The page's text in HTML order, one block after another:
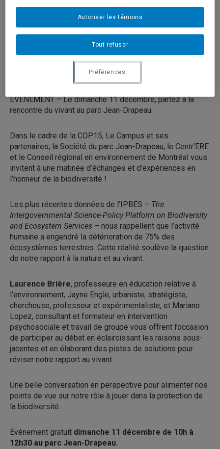
ÉVÉNEMENT – Le dimanche 11 décembre, partez à la
rencontre du vivant au parc Jean-Drapeau.
Dans le cadre de la COP15, Le Campus et ses
partenaires, la Société du parc Jean-Drapeau, le Centr’ERE
et le Conseil régional en environnement de Montréal vous
invitent à une matinée d’échanges et d’expériences en
l’honneur de la biodiversité !
Les plus récentes données de l’IPBES – The
Intergovernmental Science-Policy Platform on Biodiversity
and Ecosystem Services – nous rappellent que l’activité
humaine a engendré la détérioration de 75% des
écosystèmes terrestres. Cette réalité soulève la question
de notre rapport à la nature et au vivant.
Laurence Brière, professeure en éducation relative à
l’environnement, Jayne Engle, urbaniste, stratégiste,
chercheuse, professeur et expérimentaliste, et Mariano
Lopez, consultant et formateur en intervention
psychosociale et travail de groupe vous offrent l’occasion
de participer au débat en éclaircissant les raisons sous-
jacentes et en élaborant des pistes de solutions pour
réviser notre rapport au vivant.
Une belle conversation en perspective pour alimenter nos
points de vue sur notre rôle à jouer dans la protection de
la biodiversité.
Évènement gratuit dimanche 11 décembre de 10h à
12h30 au parc Jean-Drapeau.
Tout refuser
Autoriser les témoins
Préférences